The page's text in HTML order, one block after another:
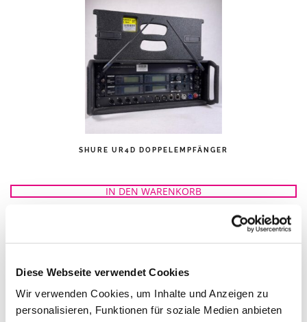
Diese Webseite verwendet Cookies
Wir verwenden Cookies, um Inhalte und Anzeigen zu
personalisieren, Funktionen für soziale Medien anbieten
SHURE UR4D DOPPELEMPFÄNGER
IN DEN WARENKORB